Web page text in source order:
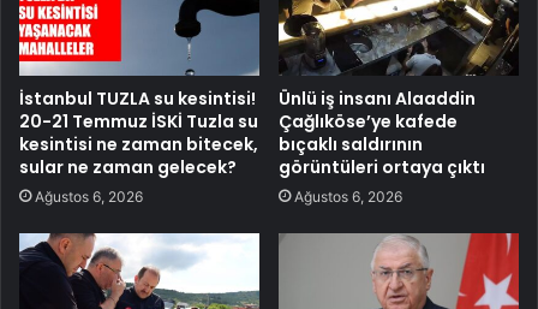
İstanbul TUZLA su kesintisi!
20-21 Temmuz İSKİ Tuzla su
kesintisi ne zaman bitecek,
sular ne zaman gelecek?
Ağustos 6, 2026
Ünlü iş insanı Alaaddin
Çağlıköse’ye kafede
bıçaklı saldırının
görüntüleri ortaya çıktı
Ağustos 6, 2026